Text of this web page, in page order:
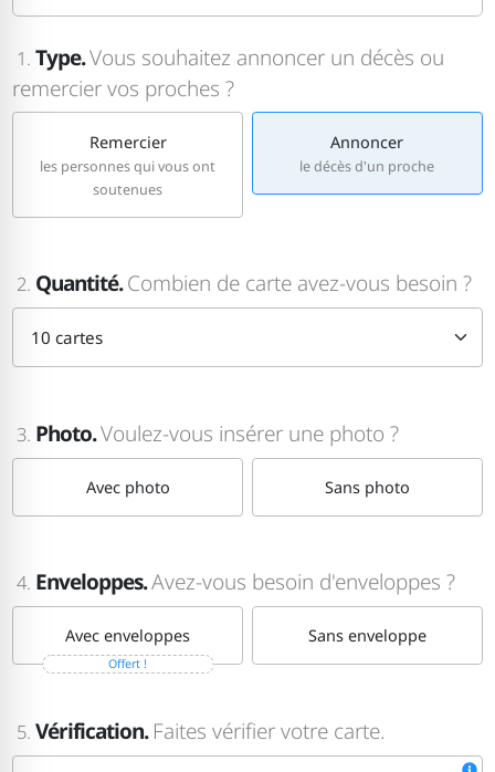
1. Type.Vous souhaitez annoncer un décès ou
remercier vos proches ?
Remercier
les personnes qui vous ont
soutenues
Annoncer
le décès d'un proche
2. Quantité.Combien de carte avez-vous besoin ?
3. Photo.Voulez-vous insérer une photo ?
Avec photo Sans photo
4. Enveloppes.Avez-vous besoin d'enveloppes ?
Avec enveloppes
Offert !
Sans enveloppe
5. Vérification. Faites vérifier votre carte.